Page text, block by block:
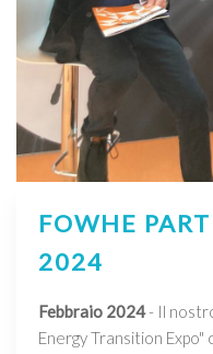
FOWHE
2024
Febbraio 2024- Il
Energy Transition